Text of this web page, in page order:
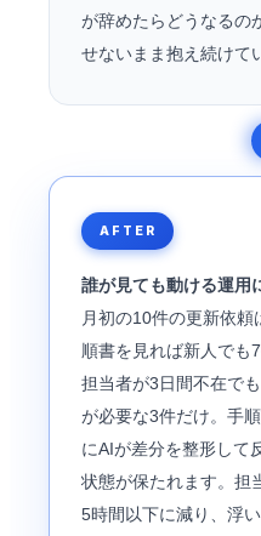
が辞めたらどうなるの
せないまま抱え続けて
AFTER
誰が見ても動ける運用
月初の10件の更新依
順書を見れば新人でも
担当者が3日間不在で
が必要な3件だけ。手
にAIが差分を整形して
状態が保たれます。担
5時間以下に減り、浮